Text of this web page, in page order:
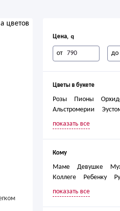
Цена,
от до
Цветы в букете
Розы Пионы
Альстромерии
Хризантемы
Кустовые хризантемы
показать все
Кому
Маме Девушке
Коллеге
Ребенку
Директору
показать все